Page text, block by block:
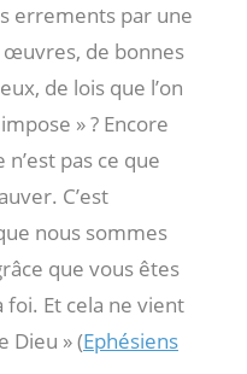
errements par une
œuvres, de bonnes
de lois que l’on
» ? Encore
pas ce que
C’est
nous sommes
que vous êtes
foi. Et cela ne vient
Dieu » (Ephésiens